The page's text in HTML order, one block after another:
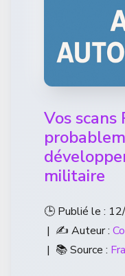
Vos scans
militaire
🕒 Publié le :
| ✍️ Auteur :
| 📚 Source :